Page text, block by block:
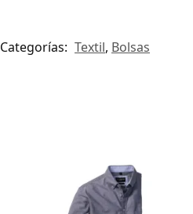
Categorías: Textil, Bolsas